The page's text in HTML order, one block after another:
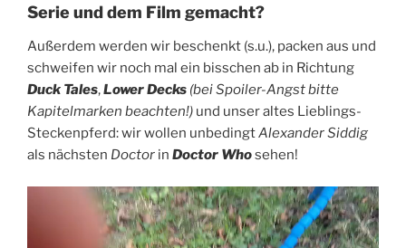
Serie und dem Film gemacht?
Außerdem werden wir beschenkt (s.u.), packen aus und
schweifen wir noch mal ein bisschen ab in Richtung
Duck Tales,Lower Decks (bei Spoiler-Angst bitte
Kapitelmarken beachten!) und unser altes Lieblings-
Steckenpferd: wir wollen unbedingtAlexander Siddig
als nächsten Doctor in Doctor Whosehen!